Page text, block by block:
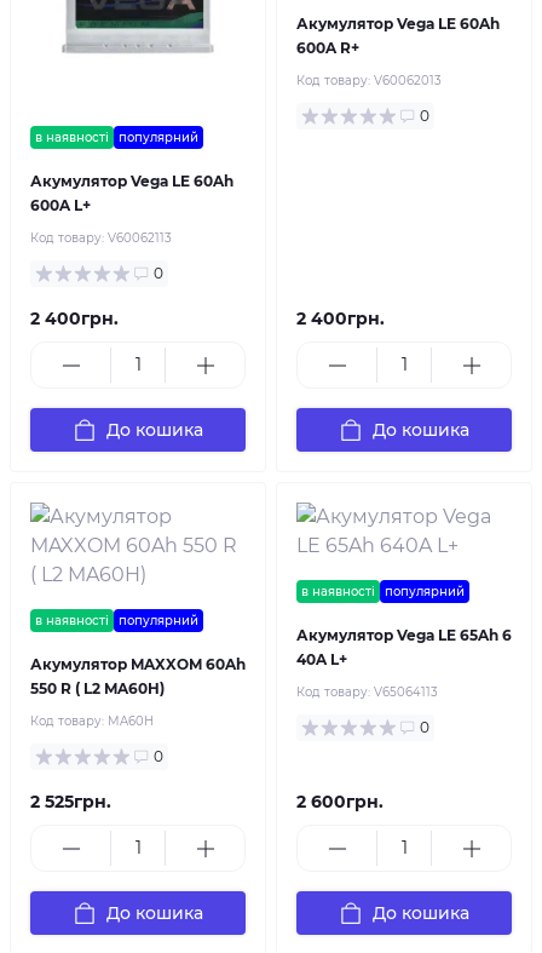
в наявності популярний
Акумулятор Vega LE 60Ah
600A L+
Код товару: V60062113
0
2 400грн.
До кошика
Акумулятор Vega LE 60Ah
600A R+
Код товару: V60062013
0
2 400грн.
До кошика
в наявності популярний
Акумулятор MAXXOM 60Ah
550 R ( L2 MA60H)
Код товару: MA60H
0
2 525грн.
До кошика
в наявності популярний
Акумулятор Vega LE 65Ah 6
40A L+
Код товару: V65064113
0
2 600грн.
До кошика